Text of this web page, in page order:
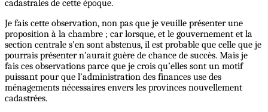
cadastrales de cette époque.
Je fais cette observation, non pas que je veuille présenter une
proposition à la chambre ; car lorsque, et le gouvernement et la
section centrale s’en sont abstenus, il est probable que celle que je
pourrais présenter n’aurait guère de chance de succès. Mais je
fais ces observations parce que je crois qu’elles sont un motif
puissant pour que l’administration des finances use des
ménagements nécessaires envers les provinces nouvellement
cadastrées.